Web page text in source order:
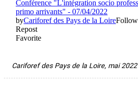
Cariforef des Pays de la Loire, mai 2022